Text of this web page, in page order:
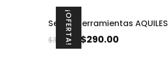
¡OFERTA!
Set de herramientas AQUILES
$320.00 $290.00